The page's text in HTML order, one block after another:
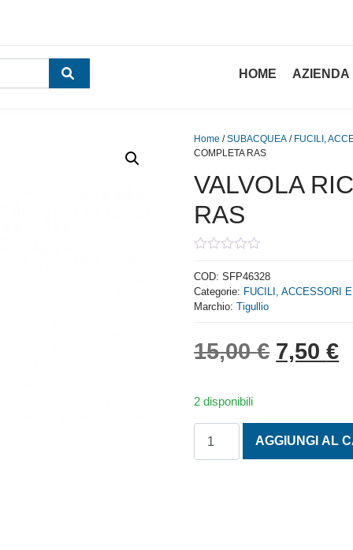
HOME AZIENDA
Home /SUBACQUEA / FUCILI,
COMPLETA RAS
VALVOLA
RAS
out
of
5
COD:SFP46328
Categorie: FUCILI, ACCESSORI
Marchio:Tigullio
15,00€ Il
7,50€
2 disponibili
AGGIUNGI AL